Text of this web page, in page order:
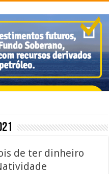
de ter dinheiro